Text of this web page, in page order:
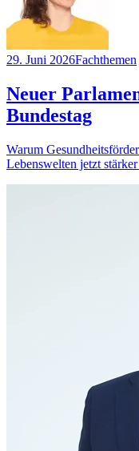
29. Juni 2026Fachthemen
Neuer
Bundestag
Warum
Lebenswelten jetzt